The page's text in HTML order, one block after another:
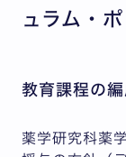
ュラム・ポ
教育課程の
薬学研究科薬